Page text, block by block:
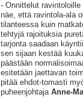
- Onnittelut
näe, että ravintola-ala
tilanteessa kuin
tehtyjä rajoituksia
tarjonta saadaan
sen sijaan kestää
päästään
esitetään jaettavan
pitää ehdot-tomasti
puheenjohtaja Anne-